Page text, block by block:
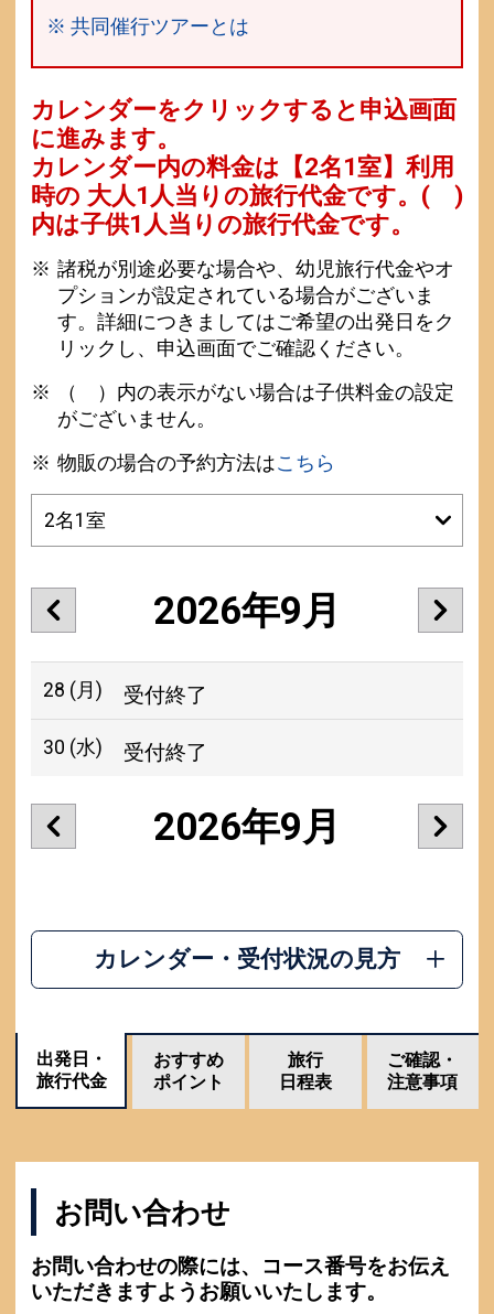
※ 共同催行ツアーとは
カレンダーをクリックすると申込画面
に進みます。
カレンダー内の料金は 【2名1室】利用
時の 大人1人当りの旅行代金です。 ( )
内は子供1人当りの旅行代金です。
諸税が別途必要な場合や、幼児旅行代金やオ
プションが設定されている場合がございま
す。詳細につきましてはご希望の出発日をク
リックし、申込画面でご確認ください。
（ ）内の表示がない場合は子供料金の設定
がございません。
物販の場合の予約方法はこちら
2026年9月
28 (月) 受付終了
30 (水) 受付終了
2026年9月
カレンダー・受付状況の見方
出発日・
旅行代金
おすすめ
ポイント
旅行
日程表
ご確認・
注意事項
お問い合わせ
お問い合わせの際には、コース番号をお伝え
いただきますようお願いいたします。